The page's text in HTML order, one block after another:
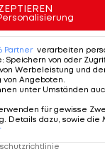
sich auf Rang
Ressort
Partner verarbeiten
: Speichern von oder
Werbeleistung und
von Angeboten
unter Umständen
für gewisse
Details dazu, sowie die